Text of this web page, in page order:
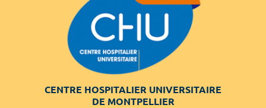
CENTRE HOSPITALIER UNIVERSITAIRE
DE MONTPELLIER